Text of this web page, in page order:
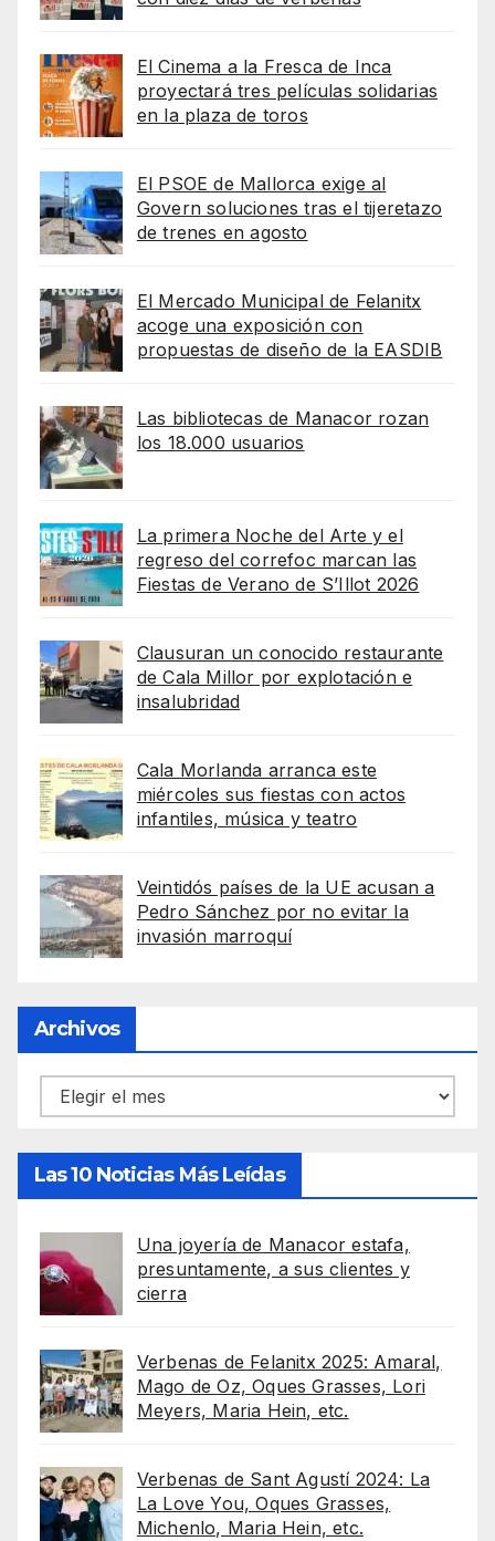
El Cinema a la Fresca de Inca
proyectará tres películas solidarias
en la plaza de toros
El PSOE de Mallorca exige al
Govern soluciones tras el tijeretazo
de trenes en agosto
El Mercado Municipal de Felanitx
acoge una exposición con
propuestas de diseño de la EASDIB
Las bibliotecas de Manacor rozan
los 18.000 usuarios
La primera Noche del Arte y el
regreso del correfoc marcan las
Fiestas de Verano de S’Illot 2026
Clausuran un conocido restaurante
de Cala Millor por explotación e
insalubridad
Cala Morlanda arranca este
miércoles sus fiestas con actos
infantiles, música y teatro
Veintidós países de la UE acusan a
Pedro Sánchez por no evitar la
invasión marroquí
Archivos
Archivos
Las 10 Noticias Más Leídas
Una joyería de Manacor estafa,
presuntamente, a sus clientes y
cierra
Verbenas de Felanitx 2025: Amaral,
Mago de Oz, Oques Grasses, Lori
Meyers, Maria Hein, etc.
Verbenas de Sant Agustí 2024: La
La Love You, Oques Grasses,
Michenlo, Maria Hein, etc.